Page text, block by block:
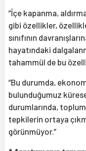
“İçe kapanma,
gibi özellikler,
sınıfının
hayatındaki
tahammül de bu
“Bu durumda,
bulunduğumuz
durumlarında,
tepkilerin ortaya
görünmüyor.”